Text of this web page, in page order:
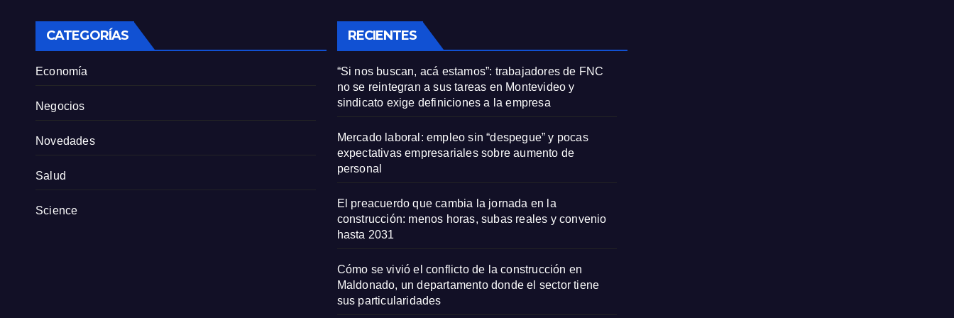
definiciones a la
empresa
CATEGORÍAS
Economía
Negocios
Novedades
Salud
Science
RECIENTES
“Si nos buscan, acá estamos”: trabajadores de FNC
no se reintegran a sus tareas en Montevideo y
sindicato exige definiciones a la empresa
Mercado laboral: empleo sin “despegue” y pocas
expectativas empresariales sobre aumento de
personal
El preacuerdo que cambia la jornada en la
construcción: menos horas, subas reales y convenio
hasta 2031
Cómo se vivió el conflicto de la construcción en
Maldonado, un departamento donde el sector tiene
sus particularidades